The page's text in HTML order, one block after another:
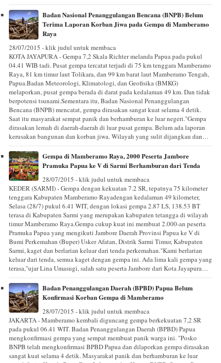
Badan Nasional Penanggulangan Bencana (BNPB) Belum
Terima Laporan Korban Jiwa pada Gempa di Mamberamo
Raya
28/07/2015 - klik judul untuk membaca
KOTA JAYAPURA - Gempa 7,2 Skala Richter melanda Papua pada pukul
04.41 WIB tadi. Pusat gempa tercatat terjadi di 75 km tenggara Mamberamo
Raya, 81 km timur laut Tolikara, dan 99 km barat laut Mamberamo Tengah,
Papua.Badan Meteorologi, Klimatologi, dan Geofisika (BMKG)
melaporkan, pusat gempa berada di darat pada kedalaman 49 km. Dan tidak
berpotensi tsunami.Sementara itu, Badan Nasional Penanggulangan
Bencana (BNPB) mencatat, gempa dirasakan sangat kuat selama 4 detik.
Saat itu masyarakat sempat panik dan berhamburan ke luar negeri."Gempa
dirasakan lemah di daerah-daerah di luar pusat gempa. Belum ada laporan
kerusakan bangunan dan korban jiwa. Wilayah yang sulit dijangkau dan…
Gempa di Mamberamo Raya, 2000 Peserta Jambore
Pramuka Papua ke V di Sarmi Berhamburan dari Tenda
28/07/2015 - klik judul untuk membaca
KEDER (SARMI) - Gempa dengan kekuatan 7.2 SR, tepatnya 75 kilometer
tenggara Kabupaten Mamberamo Rayadengan kedalaman 49 kilometer,
Selasa (28/7) pukul 6.41 WIT, dengan lokasi gempa 2.87 LS, 138.53 BT
terasa di Kabupaten Sarmi yang merupakan kabupaten tetangga di wilayah
timur Mamberamo Raya.Gempa cukup kuat ini membuat 2.000-an peserta
Pramuka Papua yang mengikuti Jambore Daerah Provinsi Papua ke V di
Bumi Perkemahan (Buper) Usker Afatan, Distrik Sarmi Timur, Kabupaten
Sarmi, kaget dan berlarian keluar dari tenda perkemahan."Kami berlarian
keluar dari tenda, semua kaget dengan gempa ini. Ada lima kali gempa yang
terasa,"ujar Lina Umasugi, salah satu peserta Jambore dari Kota Jayapura…
Badan Penanggulangan Daerah (BPBD) Papua Belum
Konfirmasi Korban Gempa di Mamberamo
28/07/2015 - klik judul untuk membaca
JAKARTA - Mamberamo kembali diguncang gempa berkekuatan 7,2 SR
pada pukul 06.41 WIT. Badan Penanggulangan Daerah (BPBD) Papua
mengkonfirmasi gempa yang sempat membuat panik warga ini. "Posko
BNPB telah mengkonfirmasi BPBD Papua dan dilaporkan gempa dirasakan
sangat kuat selama 4 detik. Masyarakat panik dan berhamburan ke luar